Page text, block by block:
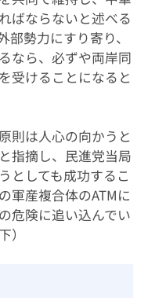
ばならないと述べる
勢力にすり寄り、
なら、必ずや両岸同
受けることになると
則は人心の向かうと
指摘し、民進党当局
としても成功するこ
軍産複合体のATMに
危険に追い込んでい